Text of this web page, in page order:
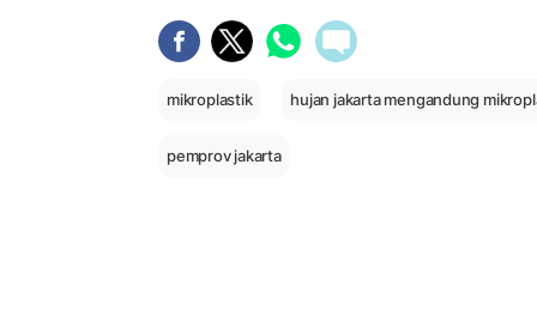
mikroplastik hujan jakarta mengandung
pemprov jakarta